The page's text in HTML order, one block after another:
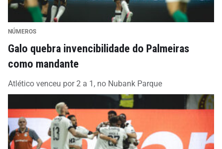
NÚMEROS
Galo quebra invencibilidade do Palmeiras
como mandante
Atlético venceu por 2 a 1, no Nubank Parque